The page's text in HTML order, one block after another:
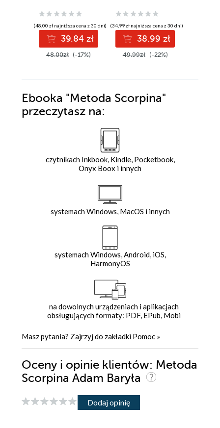
(48,00 zł najniższa cena z 30 dni)
39.84 zł
48.00zł (-17%)
(34,99 zł najniższa cena z 30 dni)
38.99 zł
49.99zł (-22%)
Ebooka "Metoda Scorpina"
przeczytasz na:
czytnikach Inkbook, Kindle, Pocketbook,
Onyx Boox i innych
systemach Windows, MacOS i innych
systemach Windows, Android, iOS,
HarmonyOS
na dowolnych urządzeniach i aplikacjach
obsługujących formaty: PDF, EPub, Mobi
Masz pytania? Zajrzyj do zakładki Pomoc »
Oceny i opinie klientów: Metoda
Scorpina Adam Baryła
Dodaj opinię